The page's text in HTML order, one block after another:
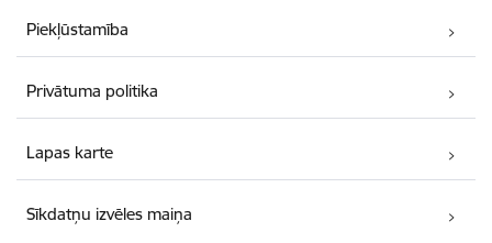
Piekļūstamība
Privātuma politika
Lapas karte
Sīkdatņu izvēles maiņa